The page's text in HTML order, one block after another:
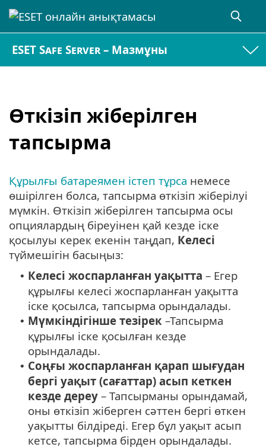
ESET Safe Server – Мазмұны
Өткізіп жіберілген
тапсырма
Құрылғы батареямен істеп тұрса немесе
өшірілген болса, тапсырма өткізіп жіберілуі
мүмкін. Өткізіп жіберілген тапсырма осы
опциялардың біреуінен қай кезде іске
қосылуы керек екенін таңдап, Келесі
түймешігін басыңыз:
• Келесі жоспарланған уақытта – Егер
құрылғы келесі жоспарланған уақытта
іске қосылса, тапсырма орындалады.
• Мүмкіндігінше тезірек –Тапсырма
құрылғы іске қосылған кезде
орындалады.
• Соңғы жоспарланған қарап шығудан
бергі уақыт (сағаттар) асып кеткен
кезде дереу – Тапсырманы орындамай,
оны өткізіп жіберген сәттен бергі өткен
уақытты білдіреді. Егер бұл уақыт асып
кетсе, тапсырма бірден орындалады.